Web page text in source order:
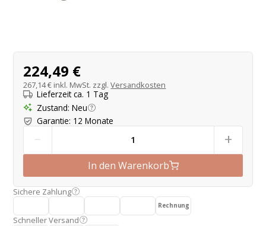
Produktangebot
224,49 €
267,14 € inkl. MwSt. zzgl.Versandkosten
Lieferzeit ca. 1 Tag
Zustand: Neu
Garantie: 12 Monate
- +
In den Warenkorb
Sichere Zahlung
Rechnung
Schneller Versand